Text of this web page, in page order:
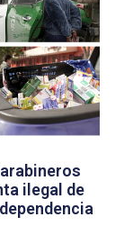
ilegal de